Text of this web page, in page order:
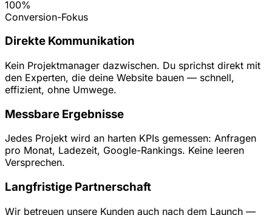
100%
Conversion-Fokus
Direkte Kommunikation
Kein Projektmanager dazwischen. Du sprichst direkt mit
den Experten, die deine Website bauen — schnell,
effizient, ohne Umwege.
Messbare Ergebnisse
Jedes Projekt wird an harten KPIs gemessen: Anfragen
pro Monat, Ladezeit, Google-Rankings. Keine leeren
Versprechen.
Langfristige Partnerschaft
Wir betreuen unsere Kunden auch nach dem Launch —